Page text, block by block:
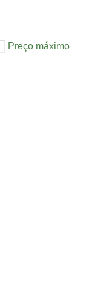
Preço máximo